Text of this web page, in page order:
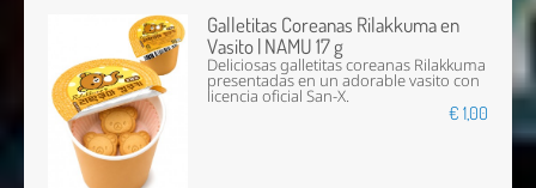
Galletitas Coreanas Rilakkuma en
Vasito | NAMU 17 g
Deliciosas galletitas coreanas Rilakkuma
presentadas en un adorable vasito con
licencia oficial San-X.
€ 1,00